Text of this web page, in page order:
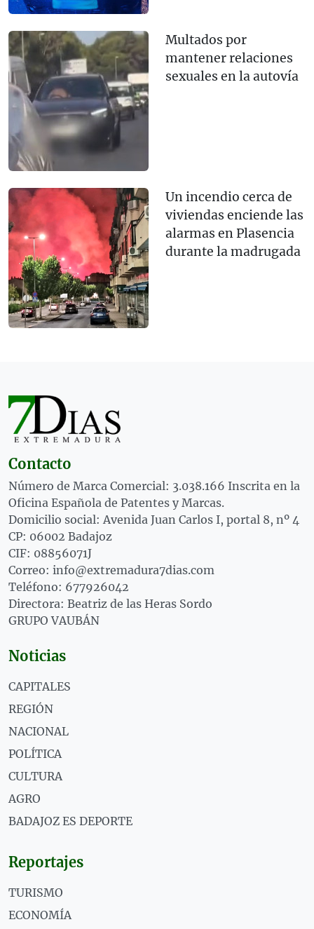
Multados por
mantener relaciones
sexuales en la autovía
Un incendio cerca de
viviendas enciende las
alarmas en Plasencia
durante la madrugada
Contacto
Número de Marca Comercial: 3.038.166 Inscrita en la
Oficina Española de Patentes y Marcas.
Domicilio social: Avenida Juan Carlos I, portal 8, nº 4
CP: 06002 Badajoz
CIF: 08856071J
Correo: info@extremadura7dias.com
Teléfono: 677926042
Directora: Beatriz de las Heras Sordo
GRUPO VAUBÁN
Noticias
CAPITALES
REGIÓN
NACIONAL
POLÍTICA
CULTURA
AGRO
BADAJOZ ES DEPORTE
Reportajes
TURISMO
ECONOMÍA